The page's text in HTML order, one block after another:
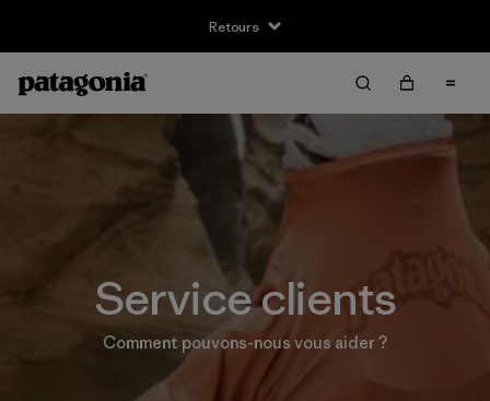
Retours
Service clients
Comment pouvons-nous vous aider ?